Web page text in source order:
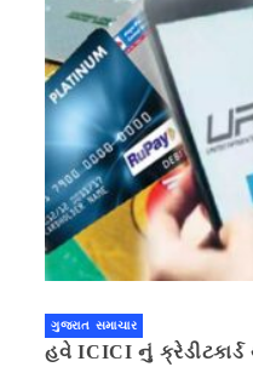
ગુજરાત સમાચાર
હવે ICICI નું